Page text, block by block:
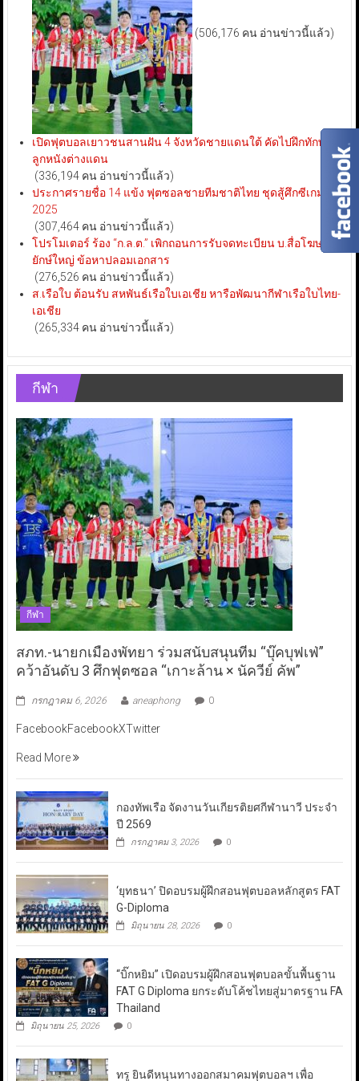
(506,176 คน อ่านข่าวนี้แล้ว)
เปิดฟุตบอลเยาวชนสานฝัน 4 จังหวัดชายแดนใต้ คัดไปฝึกทักษะ
ลูกหนังต่างแดน
(336,194 คน อ่านข่าวนี้แล้ว)
ประกาศรายชื่อ 14 แข้ง ฟุตซอลชายทีมชาติไทย ชุดสู้ศึกซีเกมส์
2025
(307,464 คน อ่านข่าวนี้แล้ว)
โปรโมเตอร์ ร้อง “ก.ล.ต.” เพิกถอนการรับจดทะเบียน บ.สื่อโฆษณา
ยักษ์ใหญ่ ข้อหาปลอมเอกสาร
(276,526 คน อ่านข่าวนี้แล้ว)
ส.เรือใบ ต้อนรับ สหพันธ์เรือใบเอเชีย หารือพัฒนากีฬาเรือใบไทย-
เอเชีย
(265,334 คน อ่านข่าวนี้แล้ว)
กีฬา
กีฬา
สภท.-นายกเมืองพัทยา ร่วมสนับสนุนทีม “บุ๊คบุฟเฟ่”
คว้าอันดับ 3 ศึกฟุตซอล “เกาะล้าน × นัควีย์ คัพ”
กรกฎาคม 6, 2026 aneaphong 0
FacebookFacebookXTwitter
Read More
กองทัพเรือ จัดงานวันเกียรติยศกีฬานาวี ประจำ
ปี 2569
กรกฎาคม 3, 2026 0
‘ยุทธนา’ ปิดอบรมผู้ฝึกสอนฟุตบอลหลักสูตร FAT
G-Diploma
มิถุนายน 28, 2026 0
“บิ๊กหยิม” เปิดอบรมผู้ฝึกสอนฟุตบอลขั้นพื้นฐาน
FAT G Diploma ยกระดับโค้ชไทยสู่มาตรฐาน FA
Thailand
มิถุนายน 25, 2026 0
ทรู ยินดีหนุนทางออกสมาคมฟุตบอลฯ เพื่อ